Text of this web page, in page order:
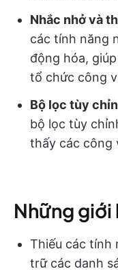
Nhắc nhở và
các tính năng
động hóa,
tổ chức công
Bộ lọc tùy
bộ lọc tùy
thấy các công
Những giới
Thiếu các tính
trữ các danh